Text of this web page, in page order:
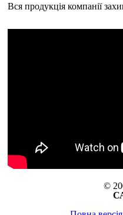
Вся продукція компанії
©